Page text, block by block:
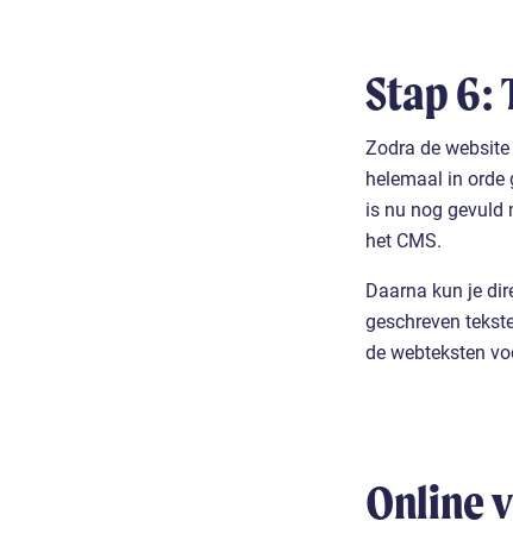
Stap 6:
Zodra de
helemaal in orde
is nu nog gevuld
het CMS.
Daarna kun je
geschreven
de webteksten
Online